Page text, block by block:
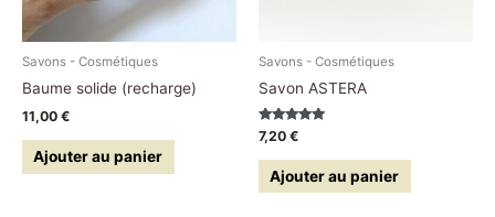
Savons - Cosmétiques
Baume solide (recharge)
11,00 €
Ajouter au panier
Savons - Cosmétiques
Savon ASTERA
Note
5.00
sur 5
7,20 €
Ajouter au panier